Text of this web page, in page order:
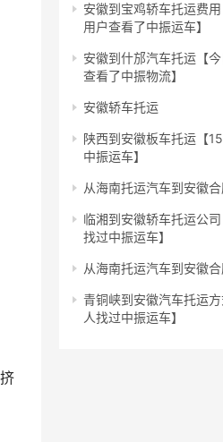
安徽到宝鸡轿车托运费
用户查看了中振运车】
安徽到什邡汽车托运【
查看了中振物流】
安徽轿车托运
陕西到安徽板车托运【
中振运车】
从海南托运汽车到安徽
临湘到安徽轿车托运公
找过中振运车】
从海南托运汽车到安徽
青铜峡到安徽汽车托运
人找过中振运车】